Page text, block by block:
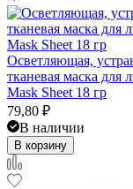
Осветляющая,
тканевая маска для
Mask Sheet 18 гр
79,80 ₽
В наличии
В корзину